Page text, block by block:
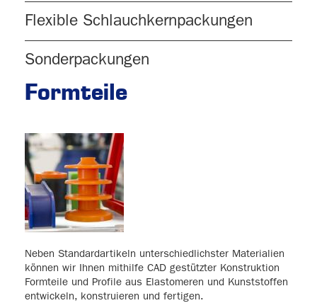
Flexible Schlauchkernpackungen
Sonderpackungen
Formteile
Neben Standardartikeln unterschiedlichster Materialien
können wir Ihnen mithilfe CAD gestützter Konstruktion
Formteile und Profile aus Elastomeren und Kunststoffen
entwickeln, konstruieren und fertigen.